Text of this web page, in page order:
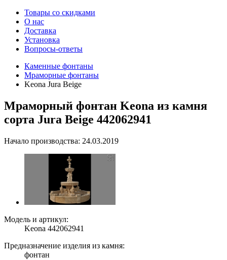
Товары со скидками
О нас
Доставка
Установка
Вопросы-ответы
Каменные фонтаны
Мраморные фонтаны
Keona Jura Beige
Мраморный фонтан Keona из камня
сорта Jura Beige 442062941
Начало производства: 24.03.2019
Модель и артикул:
Keona 442062941
Предназначение изделия из камня:
фонтан